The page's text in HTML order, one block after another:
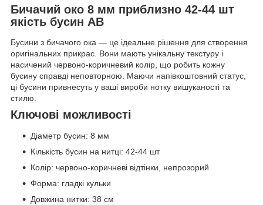
Бичачий око 8 мм приблизно 42-44 шт
якість бусин АВ
Бусини з бичачого ока — це ідеальне рішення для створення
оригінальних прикрас. Вони мають унікальну текстуру і
насичений червоно-коричневий колір, що робить кожну
бусину справді неповторною. Маючи напівкоштовний статус,
ці бусини привнесуть у ваші вироби нотку вишуканості та
стилю.
Ключові можливості
Діаметр бусин: 8 мм
Кількість бусин на нитці: 42-44 шт
Колір: червоно-коричневі відтінки, непрозорий
Форма: гладкі кульки
Довжина нитки: 38 см